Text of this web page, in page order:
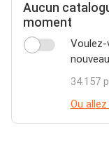
Aucun
moment
Voulez-
34.157
Ou